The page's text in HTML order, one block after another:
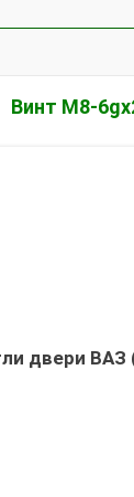
Винт М8-
двери ВАЗ